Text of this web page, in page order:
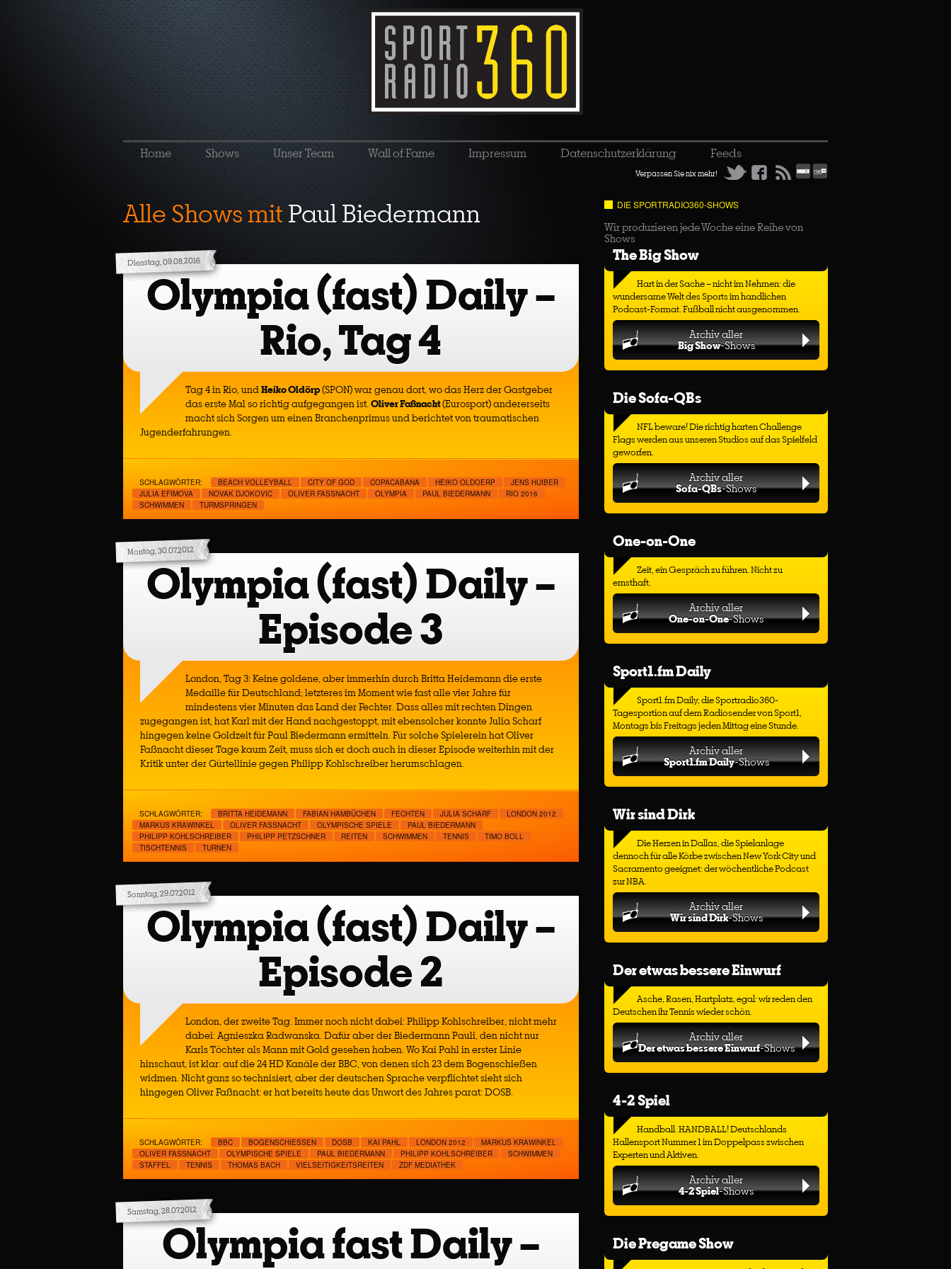
Home Shows Unser Team Wall of Fame Impressum Datenschutzerklärung Feeds
Verpassen Sie nix mehr!
Alle Shows mitPaul Biedermann
Dienstag, 09.08.2016
Olympia (fast) Daily –
Rio, Tag 4
Tag 4 in Rio, undHeiko Oldörp(SPON) war genau dort, wo das Herz der Gastgeber
das erste Mal so richtig aufgegangen ist.Oliver Faßnacht(Eurosport) andererseits
macht sich Sorgen um einen Branchenprimus und berichtet von traumatischen
Jugenderfahrungen.
SCHLAGWÖRTER: BEACH VOLLEYBALL CITY OF GOD COPACABANA HEIKO OLDOERP
JENS HUIBER
JULIA EFIMOVA
NOVAK DJOKOVIC OLIVER FASSNACHT OLYMPIA PAUL BIEDERMANN
RIO 2016
SCHWIMMEN
TURMSPRINGEN
Montag, 30.07.2012
Olympia (fast) Daily –
Episode 3
London, Tag 3: Keine goldene, aber immerhin durch Britta Heidemann die erste
Medaille für Deutschland; letzteres im Moment wie fast alle vier Jahre für
mindestens vier Minuten das Land der Fechter. Dass alles mit rechten Dingen
zugegangen ist, hat Karl mit der Hand nachgestoppt, mit ebensolcher konnte Julia Scharf
hingegen keine Goldzeit für Paul Biedermann ermitteln. Für solche Spielerein hat Oliver
Faßnacht dieser Tage kaum Zeit, muss sich er doch auch in dieser Episode weiterhin mit der
Kritik unter der Gürtellinie gegen Philipp Kohlschreiber herumschlagen.
SCHLAGWÖRTER: BRITTA HEIDEMANN FABIAN HAMBÜCHEN FECHTEN JULIA SCHARF
LONDON 2012
MARKUS KRAWINKEL
OLIVER FASSNACHT OLYMPISCHE SPIELE
PAUL BIEDERMANN
PHILIPP KOHLSCHREIBER
PHILIPP PETZSCHNER REITEN SCHWIMMEN TENNIS
TIMO BOLL
TISCHTENNIS
TURNEN
Sonntag, 29.07.2012
Olympia (fast) Daily –
Episode 2
London, der zweite Tag. Immer noch nicht dabei: Philipp Kohlschreiber, nicht mehr
dabei: Agnieszka Radwanska. Dafür aber der Biedermann Pauli, den nicht nur
Karls Töchter als Mann mit Gold gesehen haben. Wo Kai Pahl in erster Linie
hinschaut, ist klar: auf die 24 HD Kanäle der BBC, von denen sich 23 dem Bogenschießen
widmen. Nicht ganz so technisiert, aber der deutschen Sprache verpflichtet sieht sich
hingegen Oliver Faßnacht: er hat bereits heute das Unwort des Jahres parat: DOSB.
SCHLAGWÖRTER: BBC BOGENSCHIESSEN DOSB KAI PAHL LONDON 2012
MARKUS KRAWINKEL
OLIVER FASSNACHT
OLYMPISCHE SPIELE PAUL BIEDERMANN PHILIPP KOHLSCHREIBER
SCHWIMMEN
STAFFEL
TENNIS THOMAS BACH VIELSEITIGKEITSREITEN ZDF MEDIATHEK
Samstag, 28.07.2012
Olympia fast Daily –
DIE SPORTRADIO360-SHOWS
Wir produzieren jede Woche eine Reihe von
Shows
The Big Show
Hart in der Sache – nicht im Nehmen: die
wundersame Welt des Sports im handlichen
Podcast-Format. Fußball nicht ausgenommen.
Archiv aller
Big Show-Shows
Die Sofa-QBs
NFL beware! Die richtig harten Challenge
Flags werden aus unseren Studios auf das Spielfeld
geworfen.
Archiv aller
Sofa-QBs-Shows
One-on-One
Zeit, ein Gespräch zu führen. Nicht zu
ernsthaft.
Archiv aller
One-on-One-Shows
Sport1.fm Daily
Sport1.fm Daily, die Sportradio360-
Tagesportion auf dem Radiosender von Sport1,
Montags bis Freitags jeden Mittag eine Stunde.
Archiv aller
Sport1.fm Daily-Shows
Wir sind Dirk
Die Herzen in Dallas, die Spielanlage
dennoch für alle Körbe zwischen New York City und
Sacramento geeignet: der wöchentliche Podcast
zur NBA.
Archiv aller
Wir sind Dirk-Shows
Der etwas bessere Einwurf
Asche, Rasen, Hartplatz, egal: wir reden den
Deutschen ihr Tennis wieder schön.
Archiv aller
Der etwas bessere Einwurf-Shows
4-2 Spiel
Handball. HANDBALL! Deutschlands
Hallensport Nummer 1 im Doppelpass zwischen
Experten und Aktiven.
Archiv aller
4-2 Spiel-Shows
Die Pregame Show